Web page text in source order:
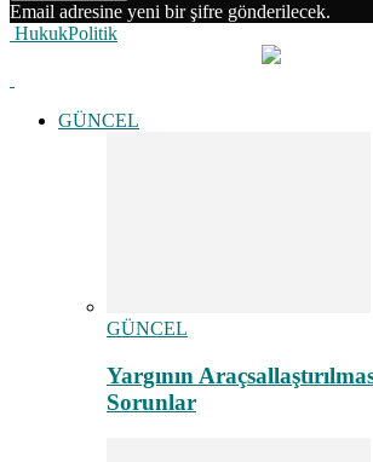
Email adresine yeni bir şifre gönderilecek.
HukukPolitik
GÜNCEL
GÜNCEL
Yargının
Sorunlar